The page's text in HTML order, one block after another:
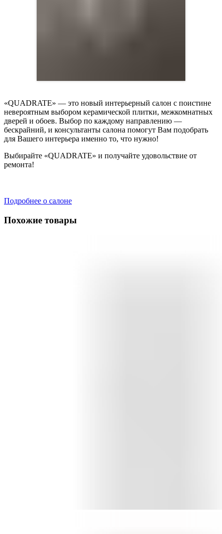
«QUADRATE» — это новый интерьерный салон с поистине
невероятным выбором керамической плитки, межкомнатных
дверей и обоев. Выбор по каждому направлению —
бескрайний, и консультанты салона помогут Вам подобрать
для Вашего интерьера именно то, что нужно!
Выбирайте «QUADRATE» и получайте удовольствие от
ремонта!
Подробнее о салоне
Похожие товары